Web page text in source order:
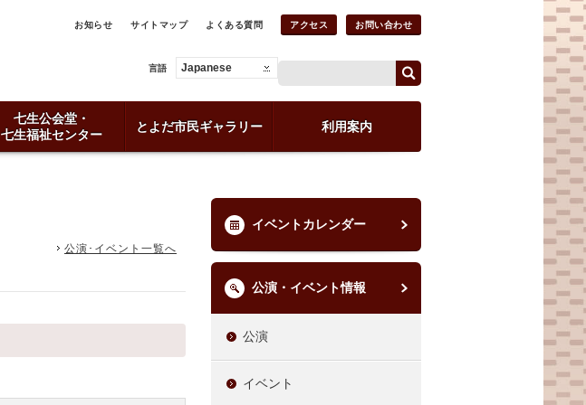
お知らせ サイトマップ よくある質問 アクセス お問い合わせ
言語 Japanese
七生公会堂・
七生福祉センター
とよだ市民ギャラリー 利用案内
公演･イベント一覧へ
イベントカレンダー
公演・イベント情報
公演
イベント